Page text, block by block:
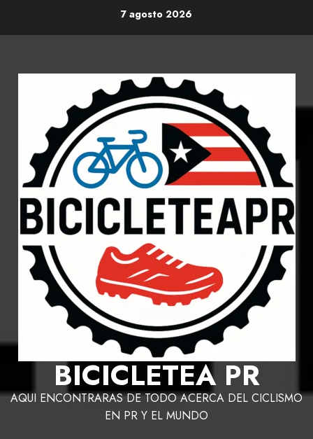
7 agosto 2026
BICICLETEA PR
AQUI ENCONTRARAS DE TODO ACERCA DEL CICLISMO
EN PR Y EL MUNDO